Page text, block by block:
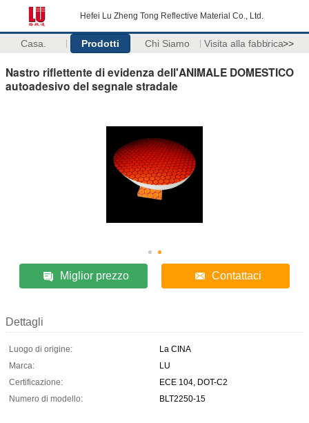
Hefei Lu Zheng Tong Reflective Material Co., Ltd.
Casa. Prodotti Chi Siamo Visita alla fabbrica>>
Nastro riflettente di evidenza dell'ANIMALE DOMESTICO
autoadesivo del segnale stradale
Miglior prezzo Contattaci
Dettagli
Luogo di origine:
La CINA
Marca:
LU
Certificazione:
ECE 104, DOT-C2
Numero di modello:
BLT2250-15